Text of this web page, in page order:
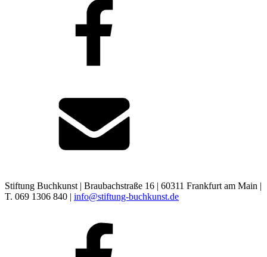
Stiftung Buchkunst | Braubachstraße 16 | 60311 Frankfurt am Main |
T. 069 1306 840 | info@stiftung-buchkunst.de